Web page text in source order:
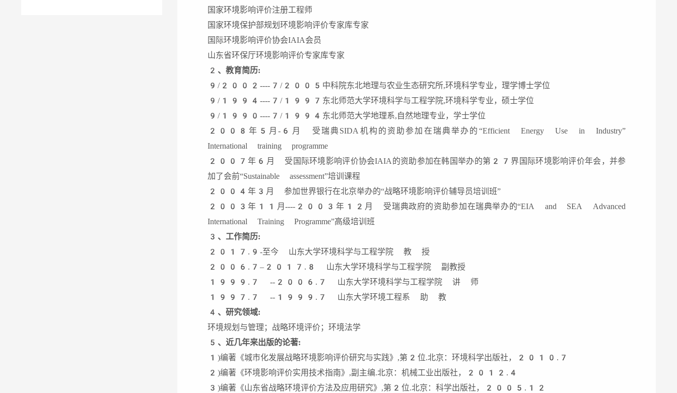
国家环境影响评价注册工程师
国家环境保护部规划环境影响评价专家库专家
国际环境影响评价协会IAIA会员
山东省环保厅环境影响评价专家库专家
2 、教育简历:
9/2002----7/2005中科院东北地理与农业生态研究所,环境科学专业，理学博士学位
9/1994----7/1997东北师范大学环境科学与工程学院,环境科学专业，硕士学位
9/1990----7/1994东北师范大学地理系,自然地理专业，学士学位
2008年5月-6月 受瑞典SIDA机构的资助参加在瑞典举办的“Efficient Energy Use in Industry”
International training programme
2007年6月 受国际环境影响评价协会IAIA的资助参加在韩国举办的第27界国际环境影响评价年会，并参
加了会前“Sustainable assessment”培训课程
2004年3月 参加世界银行在北京举办的“战略环境影响评价辅导员培训班”
2003年11月----2003年12月 受瑞典政府的资助参加在瑞典举办的“EIA and SEA Advanced
International Training Programme”高级培训班
3 、工作简历:
2017.9-至今 山东大学环境科学与工程学院 教 授
2006.7–2017.8 山东大学环境科学与工程学院 副教授
1999.7 --2006.7 山东大学环境科学与工程学院 讲 师
1997.7 --1999.7 山东大学环境工程系 助 教
4 、研究领域:
环境规划与管理；战略环境评价；环境法学
5 、近几年来出版的论著:
1)编著《城市化发展战略环境影响评价研究与实践》,第2位.北京：环境科学出版社，2010.7
2)编著《环境影响评价实用技术指南》,副主编.北京：机械工业出版社，2012.4
3)编著《山东省战略环境评价方法及应用研究》,第2位.北京：科学出版社，2005.12